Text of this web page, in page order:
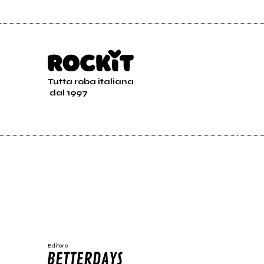
Tutta roba italiana
dal 1997
Editore